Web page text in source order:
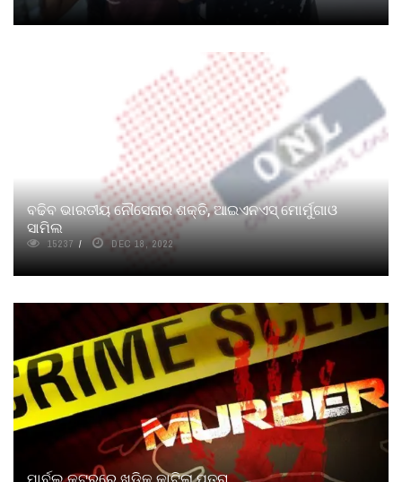
ବଢିବ ଭାରତୀୟ ନୌସେନାର ଶକ୍ତି, ଆଇଏନଏସ୍ ମୋର୍ମୁଗାଓ
ସାମିଲ
15237 DEC 18, 2022
ମାର୍ବଲ୍‌ କଟରରେ ଖୁଡ଼ିକୁ କାଟିଲା ପୁତୁରା